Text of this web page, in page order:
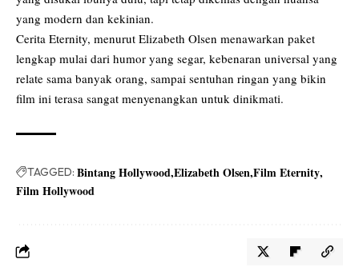
yang modern dan kekinian.
Cerita Eternity, menurut Elizabeth Olsen menawarkan paket
lengkap mulai dari humor yang segar, kebenaran universal yang
relate sama banyak orang, sampai sentuhan ringan yang bikin
film ini terasa sangat menyenangkan untuk dinikmati.
TAGGED: Bintang HollywoodElizabeth OlsenFilm Eternity
Film Hollywood